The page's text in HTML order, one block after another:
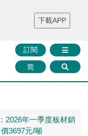
財華證券 媒體矩陣
智庫沙龍
聯絡我們
訂閱
简
下載APP
2026年一季度板材銷
3697元/噸